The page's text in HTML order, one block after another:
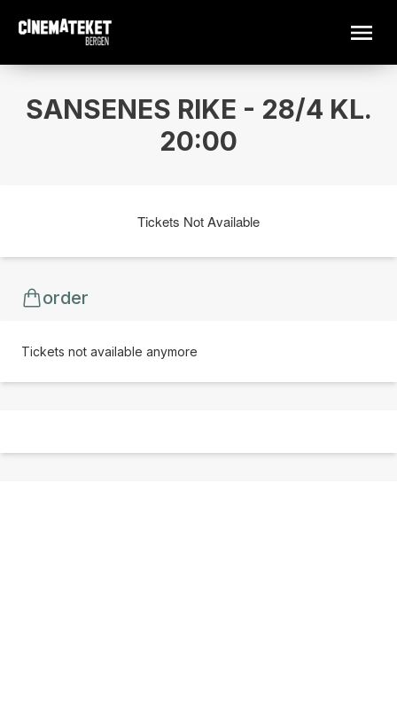
SANSENES RIKE - 28/4 KL.
20:00
Tickets Not Available
order
Tickets not available anymore